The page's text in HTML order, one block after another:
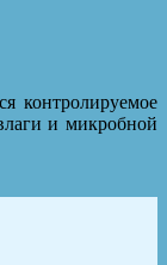
контролируемое
и микробной